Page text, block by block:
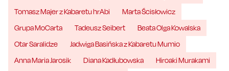
Tomasz Majer z Kabaretu hrAbi
Marta Ścisłowicz
Grupa MoCarta
Tadeusz Seibert
Beata Olga Kowalska
Otar Saralidze
Jadwiga Basińska z Kabaretu Mumio
Anna Maria Jarosik
Diana Kadłubowska
Hiroaki Murakami